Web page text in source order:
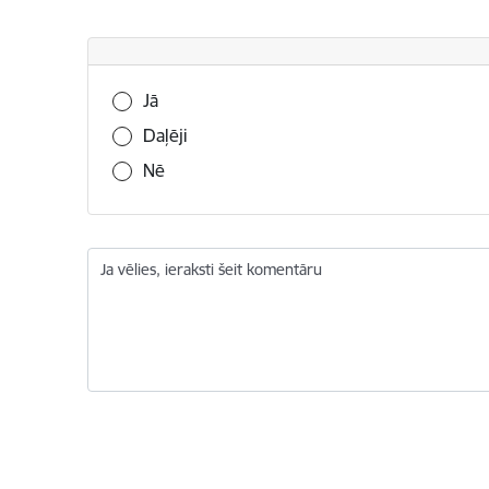
Vai šī informācija bija noderīga?
Jā
Daļēji
Nē
Ja vēlies, ieraksti šeit komentāru